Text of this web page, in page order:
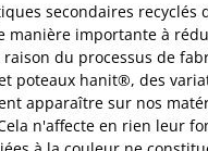
secondaires recyclés
manière importante à
raison du processus de
poteaux hanit®, des
apparaître sur nos
n'affecte en rien leur